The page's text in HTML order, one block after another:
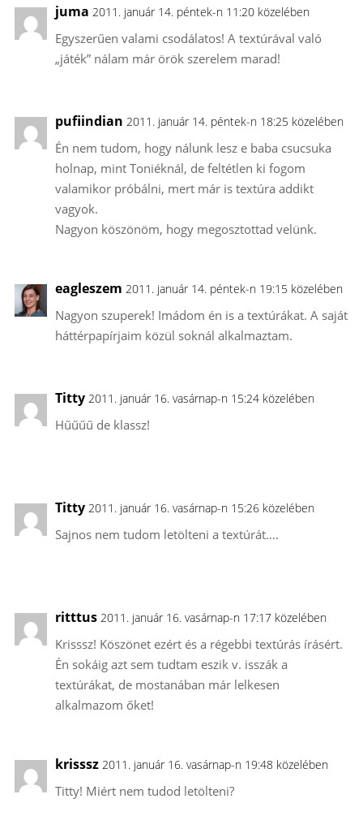
juma 2011. január 14. péntek-n 11:20 közelében
Egyszerűen valami csodálatos! A textúrával való
„játék” nálam már örök szerelem marad!
pufiindian 2011. január 14. péntek-n 18:25 közelében
Én nem tudom, hogy nálunk lesz e baba csucsuka
holnap, mint Toniéknál, de feltétlen ki fogom
valamikor próbálni, mert már is textúra addikt
vagyok.
Nagyon köszönöm, hogy megosztottad velünk.
eagleszem 2011. január 14. péntek-n 19:15 közelében
Nagyon szuperek! Imádom én is a textúrákat. A saját
háttérpapírjaim közül soknál alkalmaztam.
Titty 2011. január 16. vasárnap-n 15:24 közelében
Hűűűű de klassz!
Titty 2011. január 16. vasárnap-n 15:26 közelében
Sajnos nem tudom letölteni a textúrát….
ritttus 2011. január 16. vasárnap-n 17:17 közelében
Krisssz! Köszönet ezért és a régebbi textúrás írásért.
Én sokáig azt sem tudtam eszik v. isszák a
textúrákat, de mostanában már lelkesen
alkalmazom őket!
krisssz 2011. január 16. vasárnap-n 19:48 közelében
Titty! Miért nem tudod letölteni?